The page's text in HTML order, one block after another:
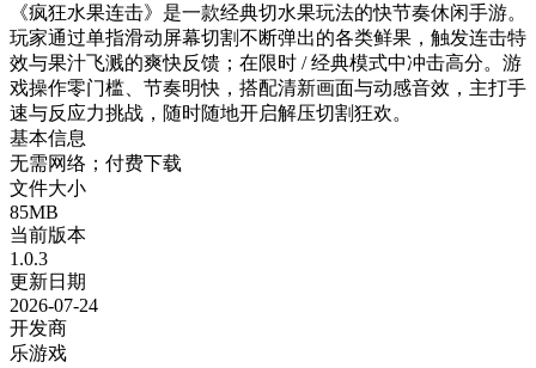
《疯狂水果连击》是一款经典切水果玩法的快节奏休闲手游。
玩家通过单指滑动屏幕切割不断弹出的各类鲜果，触发连击特
效与果汁飞溅的爽快反馈；在限时 / 经典模式中冲击高分。游
戏操作零门槛、节奏明快，搭配清新画面与动感音效，主打手
速与反应力挑战，随时随地开启解压切割狂欢。
基本信息
无需网络；付费下载
文件大小
85MB
当前版本
1.0.3
更新日期
2026-07-24
开发商
乐游戏